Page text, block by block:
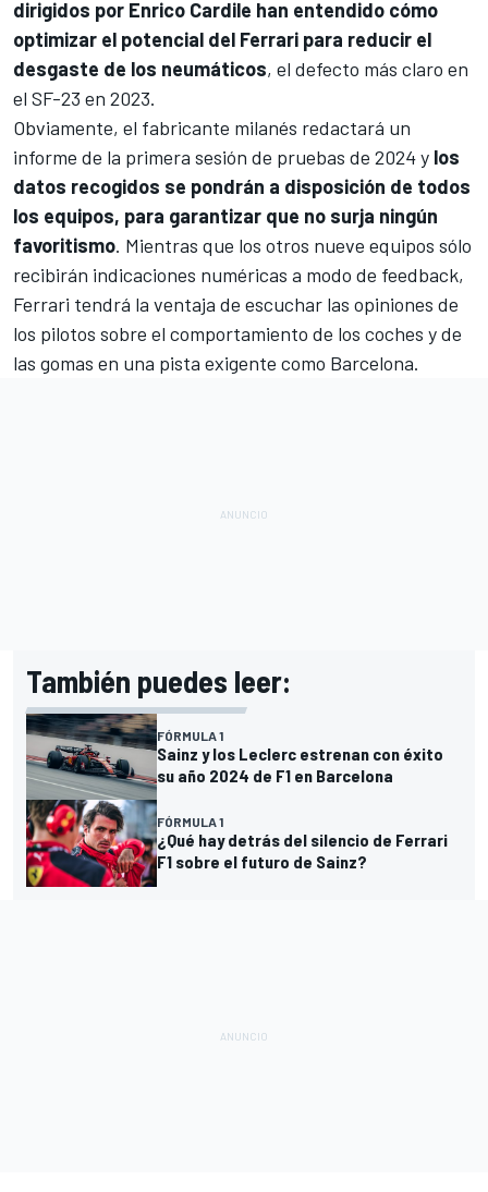
dirigidos por Enrico Cardile han entendido cómo
optimizar el potencial del Ferrari para reducir el
desgaste de los neumáticos, el defecto más claro en
el SF-23 en 2023.
Obviamente, el fabricante milanés redactará un
informe de la primera sesión de pruebas de 2024 y los
datos recogidos se pondrán a disposición de todos
los equipos, para garantizar que no surja ningún
favoritismo. Mientras que los otros nueve equipos sólo
recibirán indicaciones numéricas a modo de feedback,
Ferrari tendrá la ventaja de escuchar las opiniones de
los pilotos sobre el comportamiento de los coches y de
las gomas en una pista exigente como Barcelona.
También puedes leer:
FÓRMULA 1
Sainz y los Leclerc estrenan con éxito
su año 2024 de F1 en Barcelona
FÓRMULA 1
¿Qué hay detrás del silencio de Ferrari
F1 sobre el futuro de Sainz?